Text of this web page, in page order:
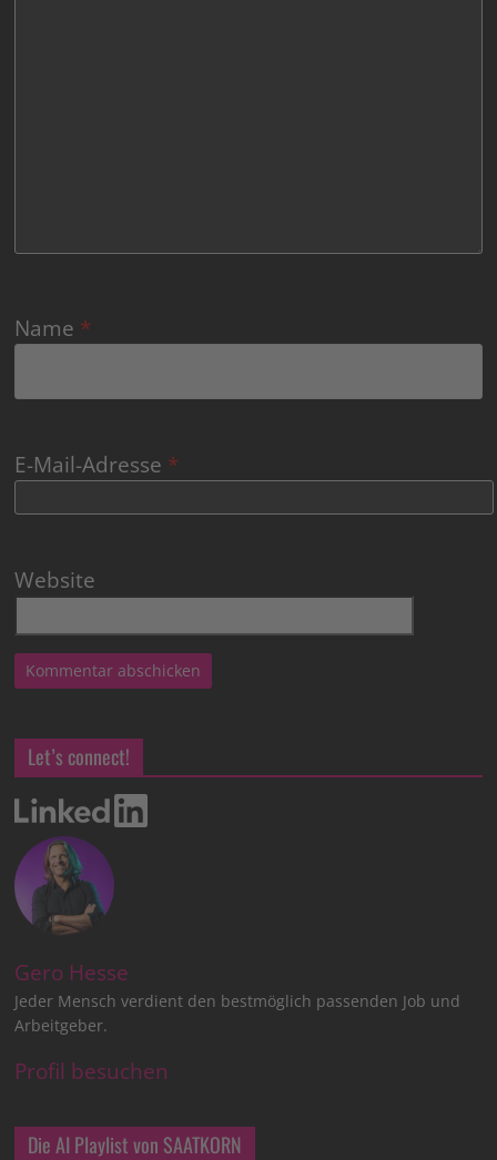
Name *
E-Mail-Adresse *
Website
Let’s connect!
Gero Hesse
Jeder Mensch verdient den bestmöglich passenden Job und
Arbeitgeber.
Profil besuchen
Die AI Playlist von SAATKORN